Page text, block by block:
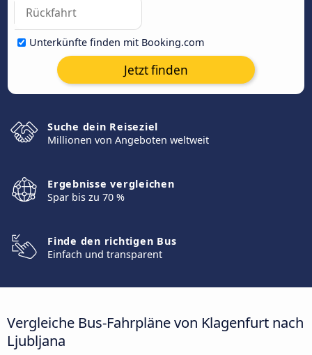
Unterkünfte finden mit Booking.com
Jetzt finden
Suche dein Reiseziel
Millionen von Angeboten weltweit
Ergebnisse vergleichen
Spar bis zu 70 %
Finde den richtigen Bus
Einfach und transparent
Vergleiche Bus-Fahrpläne von Klagenfurt nach
Ljubljana